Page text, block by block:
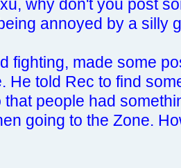
why don't you post
annoyed by a silly
fighting, made some
He told Rec to find
people had
going to the Zone.